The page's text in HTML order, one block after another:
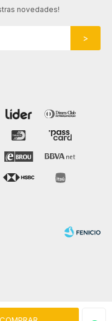
novedades!